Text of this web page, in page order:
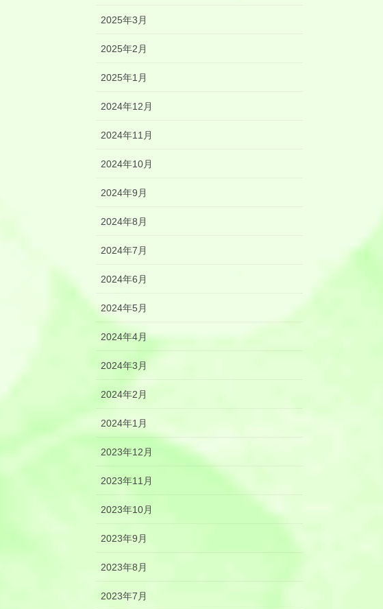
2025年3月
2025年2月
2025年1月
2024年12月
2024年11月
2024年10月
2024年9月
2024年8月
2024年7月
2024年6月
2024年5月
2024年4月
2024年3月
2024年2月
2024年1月
2023年12月
2023年11月
2023年10月
2023年9月
2023年8月
2023年7月